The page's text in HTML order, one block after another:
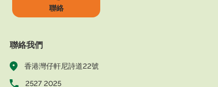
聯絡
聯絡我們
香港灣仔軒尼詩道22號
2527 2025